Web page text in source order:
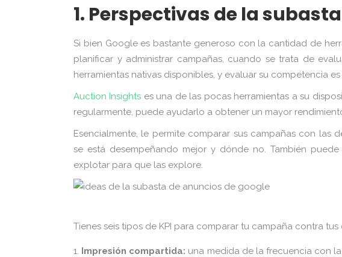
1. Perspectivas de la subasta
Si bien Google es bastante generoso con la cantidad de
planificar y administrar campañas, cuando se trata de
herramientas nativas disponibles, y evaluar su competencia
Auction Insights es una de las pocas herramientas a su
regularmente, puede ayudarlo a obtener un mayor
Esencialmente, le permite comparar sus campañas con las
se está desempeñando mejor y dónde no. También
explotar para que las explore.
Tienes seis tipos de KPI para comparar tu campaña contra
Impresión compartida: una medida de la frecuencia con